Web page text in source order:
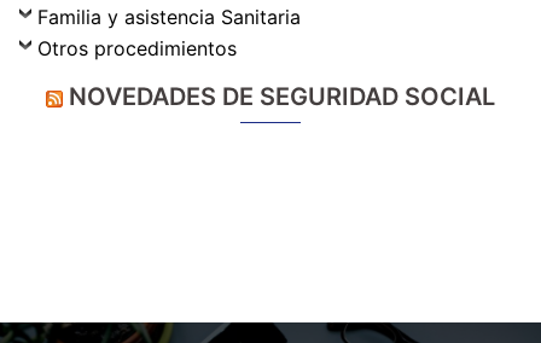
Familia y asistencia Sanitaria
Otros procedimientos
NOVEDADES DE SEGURIDAD SOCIAL